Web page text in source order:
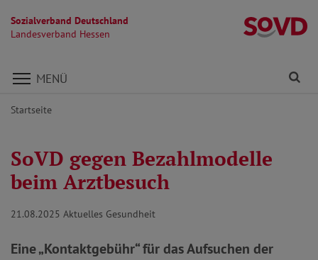
Sozialverband Deutschland
Landesverband Hessen
Direkt zu den Inhalten springen
MENÜ
Startseite
SoVD gegen Bezahlmodelle
beim Arztbesuch
21.08.2025 Aktuelles Gesundheit
Eine „Kontaktgebühr“ für das Aufsuchen der